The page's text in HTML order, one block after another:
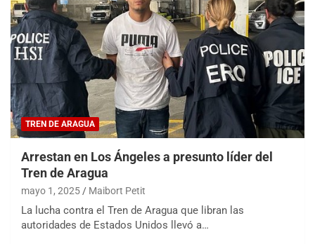
TREN DE ARAGUA
Arrestan en Los Ángeles a presunto líder del
Tren de Aragua
mayo 1, 2025 Maibort Petit
La lucha contra el Tren de Aragua que libran las
autoridades de Estados Unidos llevó a…